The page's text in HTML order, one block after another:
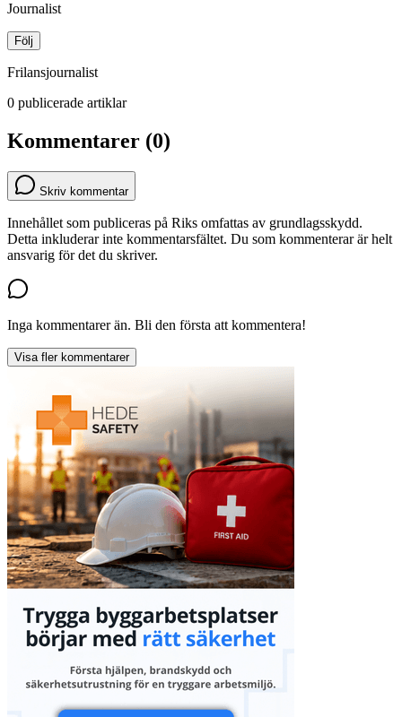
Journalist
Följ
Frilansjournalist
0 publicerade artiklar
Kommentarer (0)
Skriv kommentar
Innehållet som publiceras på Riks omfattas av grundlagsskydd.
Detta inkluderar inte kommentarsfältet. Du som kommenterar är helt
ansvarig för det du skriver.
Inga kommentarer än. Bli den första att kommentera!
Visa fler kommentarer